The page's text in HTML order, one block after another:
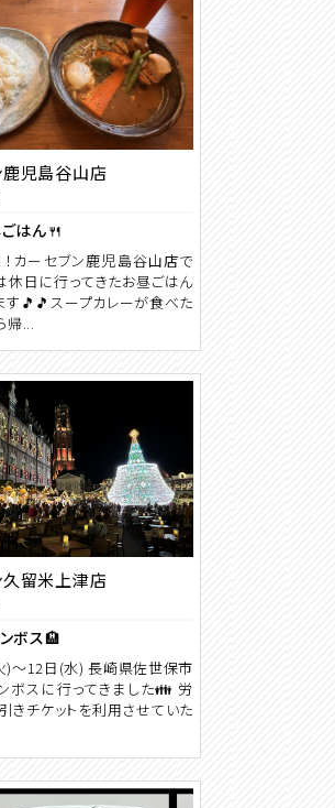
鹿児島谷山店
はん🍴
！カーセブン鹿児島谷山店で
日に行ってきたお昼ごはん
す🎵🎵スープカレーが食べた
帰...
久留米上津店
ボス🏨
)～12日(水) 長崎県佐世保市
ボスに行ってきました👪 労
きチケットを利用させていた